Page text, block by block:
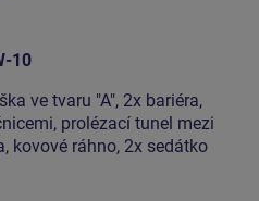
10
ve tvaru "A", 2x bariéra,
prolézací tunel mezi
kovové ráhno, 2x sedátko